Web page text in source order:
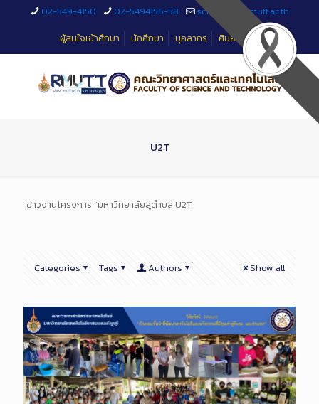
02-549-4150 02-5494156-58
sciteched@rmutt.ac.th
ผู้สนใจเข้าศึกษา
นักศึกษา บุคลากร ศิษย์เก่า
U2T
ข่าวงานโครงการ “มหาวิทยาลัยสู่ตำบล U2T
Categories Tags Authors Show all